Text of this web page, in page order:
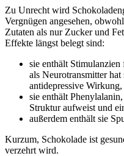
Zu Unrecht wird
Vergnügen angesehen,
Zutaten als nur Zucker und
Effekte längst belegt sind:
sie enthält
als Neurotransmitter hat
antidepressive Wirkung,
sie enthält
Struktur aufweist und
außerdem enthält sie
Kurzum, Schokolade ist
verzehrt wird.